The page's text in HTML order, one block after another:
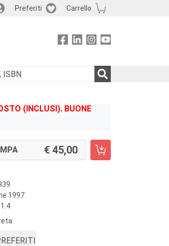
Preferiti Carrello
(INCLUSI). BUONE
45,00
1997